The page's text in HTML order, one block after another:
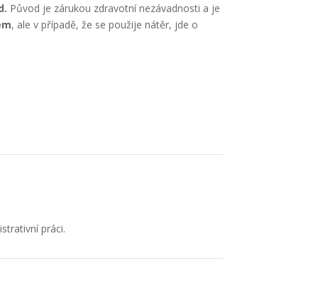
Původ je zárukou zdravotní nezávadnosti a je
, ale v případě, že se použije nátěr, jde o
práci.